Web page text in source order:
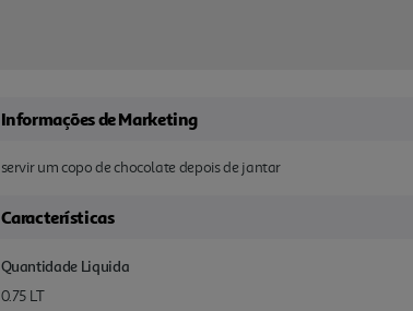
Informações de Marketing
servir um copo de chocolate depois de jantar
Características
Quantidade Liquida
0.75 LT